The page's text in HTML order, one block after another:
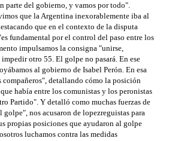
parte del gobierno, y vamos por todo".
que la Argentina inexorablemente iba al
que en el contexto de la disputa
fundamental por el control del paso entre los
impulsamos la consigna "unirse,
impedir otro 55. El golpe no pasará. En ese
al gobierno de Isabel Perón. En esa
compañeros", detallando cómo la posición
había entre los comunistas y los peronistas
Partido". Y detalló como muchas fuerzas de
nos acusaron de lopezreguistas para
propias posiciones que ayudaron al golpe
luchamos contra las medidas